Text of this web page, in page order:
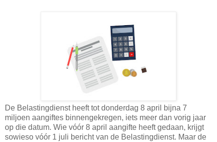
De Belastingdienst heeft tot donderdag 8 april bijna 7
miljoen aangiftes binnengekregen, iets meer dan vorig jaar
op die datum. Wie vóór 8 april aangifte heeft gedaan, krijgt
sowieso vóór 1 juli bericht van de Belastingdienst. Maar de